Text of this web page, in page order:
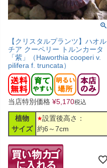
【クリスタルプランツ】ハオル
チア クーペリー トルンカータ
「紫」（Haworthia cooperi v.
pilifera f. truncata）
当店特別価格 ¥5,170税込
植物
サイズ
設置後高さ：
約6～7cm